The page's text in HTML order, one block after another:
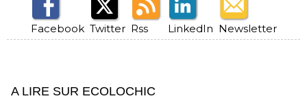
Facebook Twitter Rss LinkedIn Newsletter
A LIRE SUR ECOLOCHIC